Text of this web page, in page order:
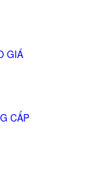
GIÁ
CẤP